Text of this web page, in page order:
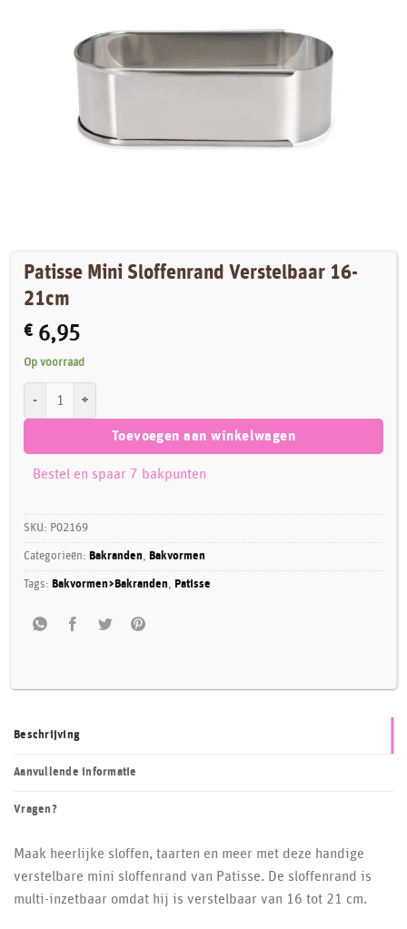
Patisse Mini Sloffenrand Verstelbaar 16-
21cm
€ 6,95
Op voorraad
Toevoegen aan winkelwagen
Bestel en spaar 7 bakpunten
SKU: P02169
Categorieën: Bakranden, Bakvormen
Tags: Bakvormen>Bakranden, Patisse
Beschrijving
Aanvullende informatie
Vragen?
Maak heerlijke sloffen, taarten en meer met deze handige
verstelbare mini sloffenrand van Patisse. De sloffenrand is
multi-inzetbaar omdat hij is verstelbaar van 16 tot 21 cm.